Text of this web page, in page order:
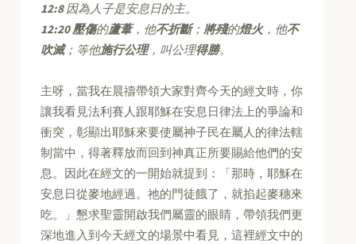
12:8因為人子是安息日的主。
12:20壓傷的蘆葦，他不折斷；將殘的燈火，他不
吹滅；等他施行公理，叫公理得勝。
主呀，當我在晨禱帶領大家對齊今天的經文時，你
讓我看見法利賽人跟耶穌在安息日律法上的爭論和
衝突，彰顯出耶穌來要使屬神子民在屬人的律法轄
制當中，得著釋放而回到神真正所要賜給他們的安
息。因此在經文的一開始就提到：「那時，耶穌在
安息日從麥地經過。祂的門徒餓了，就掐起麥穗來
吃。」懇求聖靈開啟我們屬靈的眼睛，帶領我們更
深地進入到今天經文的場景中看見，這裡經文中的